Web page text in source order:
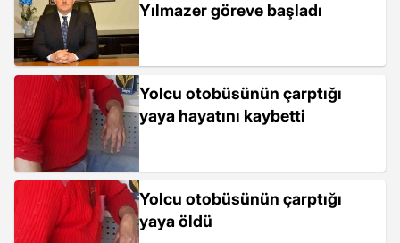
Yılmazer göreve başladı
Yolcu otobüsünün çarptığı
yaya hayatını kaybetti
Yolcu otobüsünün çarptığı
yaya öldü